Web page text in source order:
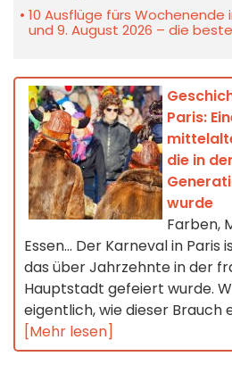
10 Ausflüge fürs Wochenende
und 9. August 2026 – die
Paris:
die in
wurde
Farben,
Essen... Der Karneval in Paris
das über Jahrzehnte in der
Hauptstadt gefeiert wurde.
eigentlich, wie dieser Brauch
[Mehr lesen]